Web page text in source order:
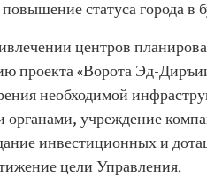
статуса города в
центров
проекта «Ворота Эд-
необходимой
учреждение
инвестиционных и
цели Управления.